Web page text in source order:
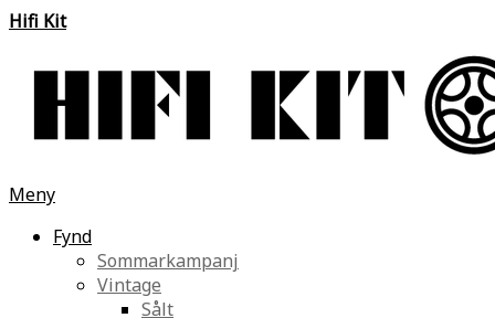
Hifi Kit
Meny
Fynd
Sommarkampanj
Vintage
Sålt